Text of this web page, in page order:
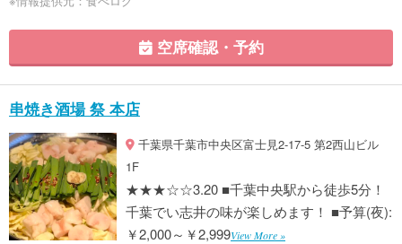
空席確認・予約
串焼き酒場 祭 本店
千葉県千葉市中央区富士見2-17-5 第2西山ビル
1F
★★★☆☆3.20 ■千葉中央駅から徒歩5分！
千葉でい志井の味が楽しめます！ ■予算(夜):
￥2,000～￥2,999View More »